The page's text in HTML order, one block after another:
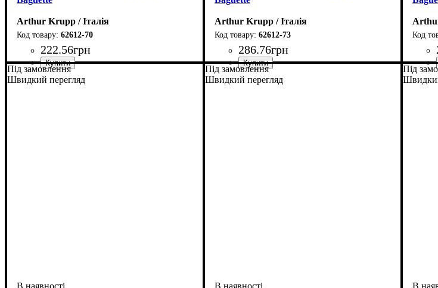
Arthur Krupp / Італія
62612-70
222.56грн
Arthur Krupp / Італія
62612-73
286.76грн
Під замовлення
Швидкий перегляд
Під замовлення
Швидкий перегляд
Під